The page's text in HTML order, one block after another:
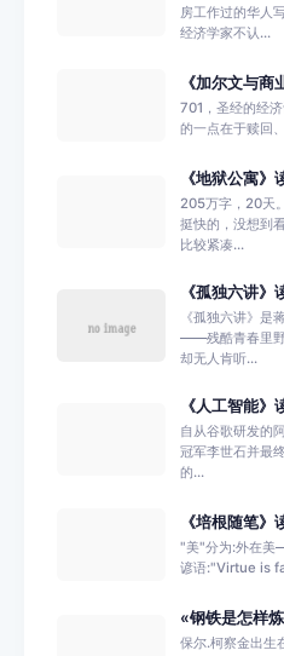
房工作过的华人
经济学家不认...
《加尔文与商
701，圣经的经
的一点在于赎回
《地狱公寓》
205万字，20天
挺快的，没想到
比较紧凑...
《孤独六讲
《孤独六讲》是
——残酷青春里野
却无人肯听...
《人工智能
自从谷歌研发的
冠军李世石并最
的...
《培根随笔》
"美"分为:外在
谚语:"Virtue is
«钢铁是怎样
保尔.柯察金出生